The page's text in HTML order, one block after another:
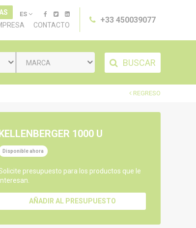
+33 450039077
ES
CONTACTO
MARCA BUSCAR
REGRESO
1000 U
Disponible ahora
presupuesto para los productos que le
AÑADIR AL PRESUPUESTO